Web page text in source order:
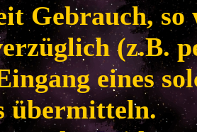
Gebrauch, so
(z.B.
eines
übermitteln.